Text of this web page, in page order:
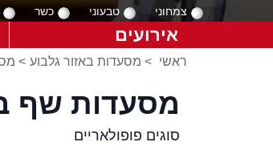
צמחוני טבעוני כשר
אירועים
ראשי > מסעדות באזור גלבוע >
מסעדות שף
סוגים פופולאריים